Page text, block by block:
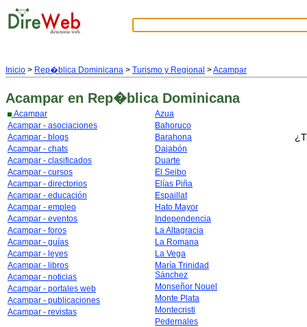
Inicio > Rep�blica Dominicana > Turismo y Regional >Acampar
Acampar en Rep�blica Dominicana
Acampar
Acampar - asociaciones
Acampar - blogs
Acampar - chats
Acampar - clasificados
Acampar - cursos
Acampar - directorios
Acampar - educación
Acampar - empleo
Acampar - eventos
Acampar - foros
Acampar - guías
Acampar - leyes
Acampar - libros
Acampar - noticias
Acampar - portales web
Acampar - publicaciones
Acampar - revistas
Azua
Bahoruco
Barahona
Dajabón
Duarte
El Seibo
Elías Piña
Espaillat
Hato Mayor
Independencia
La Altagracia
La Romana
La Vega
María Trinidad
Sánchez
Monseñor Nouel
Monte Plata
Montecristi
Pedernales